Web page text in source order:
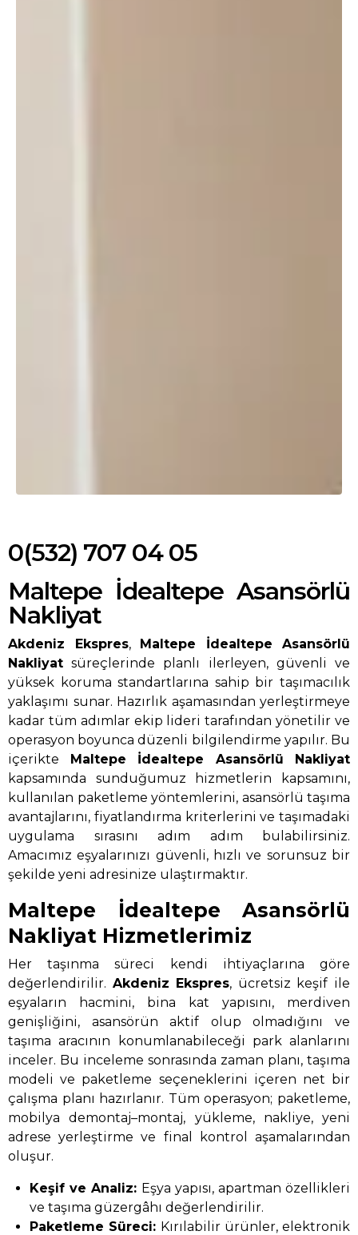
0(532) 707 04 05
Maltepe İdealtepe Asansörlü
Nakliyat
Akdeniz Ekspres,
Maltepe İdealtepe Asansörlü
Nakliyat süreçlerinde planlı ilerleyen, güvenli ve
yüksek koruma standartlarına sahip bir taşımacılık
yaklaşımı sunar. Hazırlık aşamasından yerleştirmeye
kadar tüm adımlar ekip lideri tarafından yönetilir ve
operasyon boyunca düzenli bilgilendirme yapılır. Bu
içerikte
Maltepe İdealtepe Asansörlü Nakliyat
kapsamında sunduğumuz hizmetlerin kapsamını,
kullanılan paketleme yöntemlerini, asansörlü taşıma
avantajlarını, fiyatlandırma kriterlerini ve taşımadaki
uygulama sırasını adım adım bulabilirsiniz.
Amacımız eşyalarınızı güvenli, hızlı ve sorunsuz bir
şekilde yeni adresinize ulaştırmaktır.
Maltepe İdealtepe Asansörlü
Nakliyat Hizmetlerimiz
Her taşınma süreci kendi ihtiyaçlarına göre
değerlendirilir. Akdeniz Ekspres, ücretsiz keşif ile
eşyaların hacmini, bina kat yapısını, merdiven
genişliğini, asansörün aktif olup olmadığını ve
taşıma aracının konumlanabileceği park alanlarını
inceler. Bu inceleme sonrasında zaman planı, taşıma
modeli ve paketleme seçeneklerini içeren net bir
çalışma planı hazırlanır. Tüm operasyon; paketleme,
mobilya demontaj–montaj, yükleme, nakliye, yeni
adrese yerleştirme ve final kontrol aşamalarından
oluşur.
Keşif ve Analiz: Eşya yapısı, apartman özellikleri
ve taşıma güzergâhı değerlendirilir.
Paketleme Süreci: Kırılabilir ürünler, elektronik